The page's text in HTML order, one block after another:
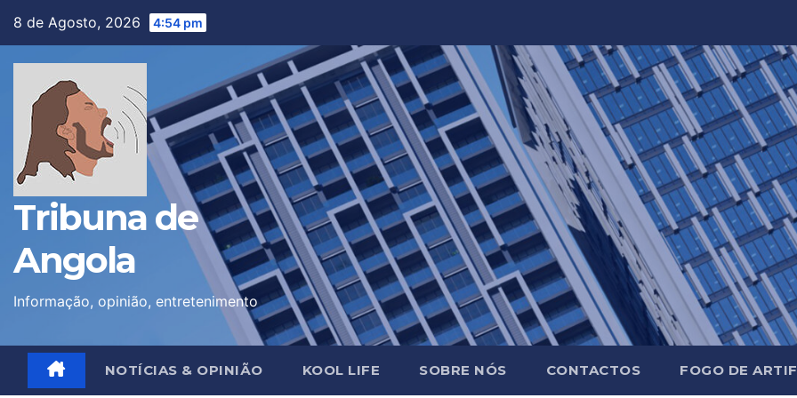
8 de Agosto, 2026 4:54 pm
Tribuna de
Angola
Informação, opinião, entretenimento
NOTÍCIAS & OPINIÃO KOOL LIFE SOBRE NÓS CONTACTOS FOGO DE